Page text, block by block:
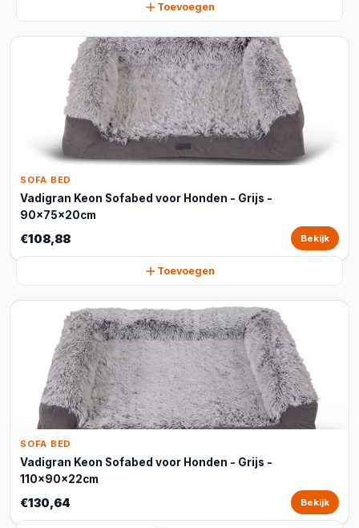
Toevoegen
SOFA BED
Vadigran Keon Sofabed voor Honden - Grijs -
90x75x20cm
€108,88 Bekijk
Toevoegen
SOFA BED
Vadigran Keon Sofabed voor Honden - Grijs -
110x90x22cm
€130,64 Bekijk